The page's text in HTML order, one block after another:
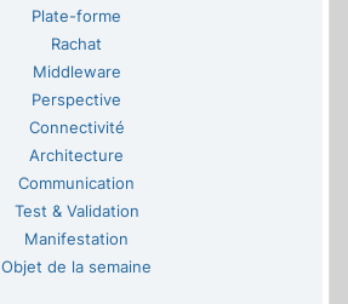
Plate-forme
Rachat
Middleware
Perspective
Connectivité
Architecture
Communication
Test & Validation
Manifestation
Objet de la semaine